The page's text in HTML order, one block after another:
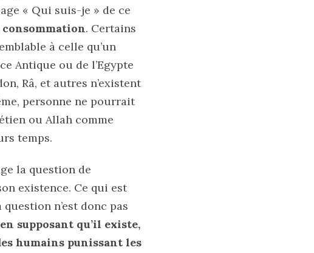
« Qui suis-je » de ce
. Certains
à celle qu’un
Antique ou de l’Egypte
Râ, et autres n’existent
personne ne pourrait
ou Allah comme
temps.
la question de
existence. Ce qui est
n’est donc pas
supposant qu’il existe,
humains punissant les